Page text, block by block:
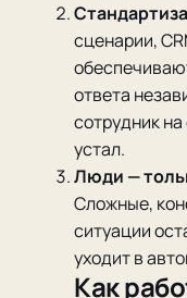
сценарии,
ответа
сотрудник
устал.
Люди —
Сложные,
ситуации
уходит в
Как